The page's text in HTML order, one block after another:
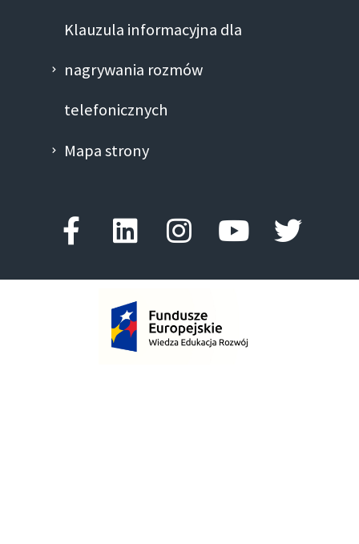
Klauzula informacyjna dla
nagrywania rozmów
telefonicznych
Mapa strony
f